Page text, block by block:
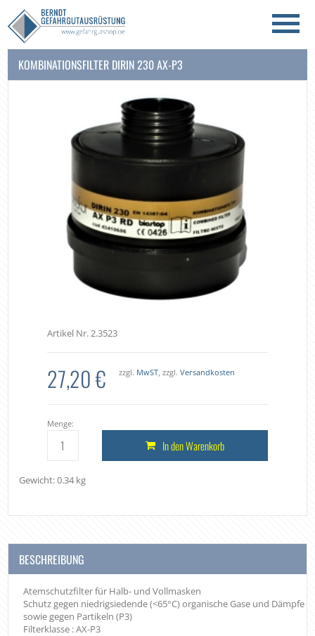
KOMBINATIONSFILTER DIRIN 230 AX-P3
Artikel Nr. 2.3523
27,20 € zzgl. MwST, zzgl. Versandkosten
Menge:
In den Warenkorb
Gewicht: 0.34 kg
BESCHREIBUNG
Atemschutzfilter für Halb- und Vollmasken
Schutz gegen niedrigsiedende (<65°C) organische Gase und Dämpfe
sowie gegen Partikeln (P3)
Filterklasse : AX-P3